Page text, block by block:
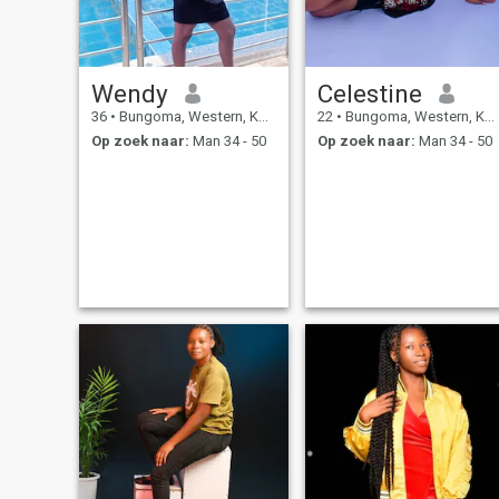
Wendy
36 • Bungoma, Western, Kenya
Op zoek naar: Man 34 - 50
Celestine
22 • Bungoma, Western, Kenya
Op zoek naar: Man 34 - 50